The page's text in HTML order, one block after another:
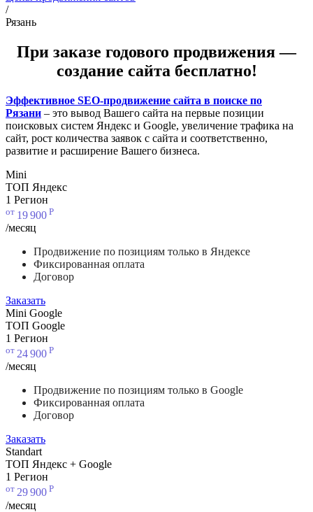
/
Рязань
При заказе годового продвижения —
создание сайта бесплатно!
Эффективное SEO-продвижение сайта в поиске по
Рязани – это вывод Вашего сайта на первые позиции
поисковых систем Яндекс и Google, увеличение трафика на
сайт, рост количества заявок с сайта и соответственно,
развитие и расширение Вашего бизнеса.
Mini
ТОП Яндекс
1 Регион
от 19900 Р
/месяц
Продвижение по позициям только в Яндексе
Фиксированная оплата
Договор
Заказать
Mini Google
ТОП Google
1 Регион
от 24900 Р
/месяц
Продвижение по позициям только в Google
Фиксированная оплата
Договор
Заказать
Standart
ТОП Яндекс + Google
1 Регион
от 29900 Р
/месяц